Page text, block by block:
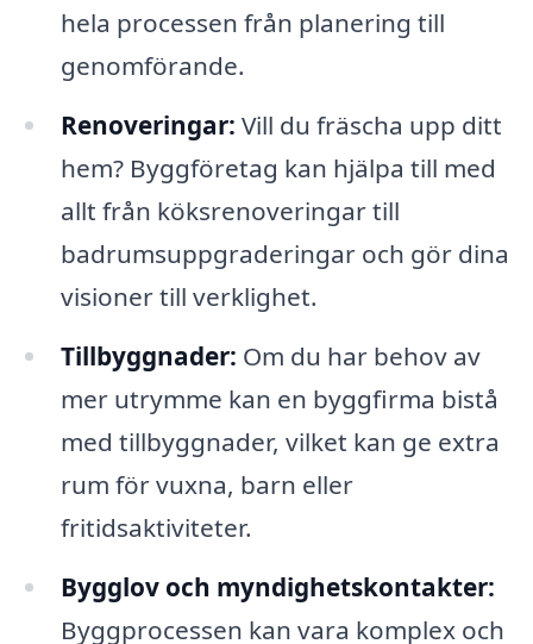
hela processen från planering till
genomförande.
Renoveringar: Vill du fräscha upp ditt
hem? Byggföretag kan hjälpa till med
allt från köksrenoveringar till
badrumsuppgraderingar och gör dina
visioner till verklighet.
Tillbyggnader: Om du har behov av
mer utrymme kan en byggfirma bistå
med tillbyggnader, vilket kan ge extra
rum för vuxna, barn eller
fritidsaktiviteter.
Bygglov och myndighetskontakter:
Byggprocessen kan vara komplex och